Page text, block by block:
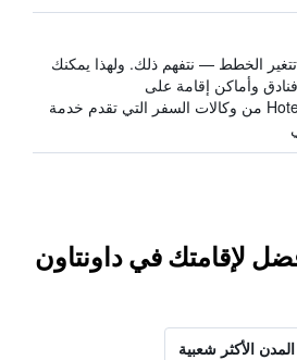
الخطط — نتفهم ذلك. ولهذا يمكنك
وأماكن إقامة على
HotelsCombined من وكالات السفر التي تقدم خدمة
لإقامتك في داونتاون
المدن الأكثر شعبية